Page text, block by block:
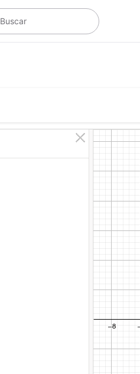
Buscar